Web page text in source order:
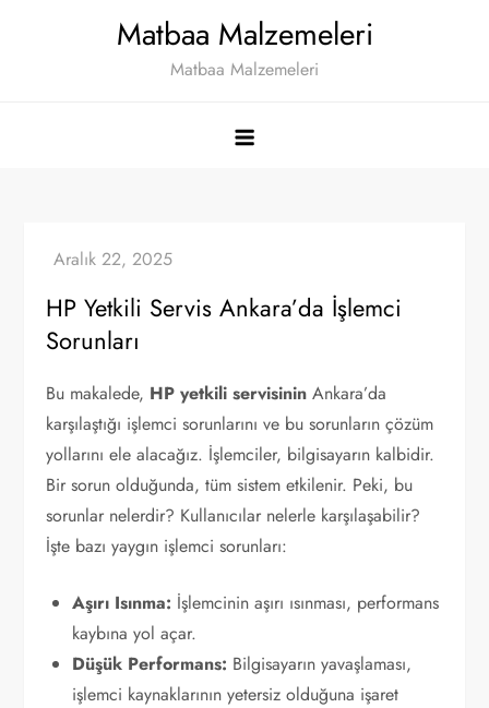
Matbaa Malzemeleri
Matbaa Malzemeleri
HP Yetkili Servis Ankara’da İşlemci
Sorunları
Bu makalede, HP yetkili servisinin Ankara’da
karşılaştığı işlemci sorunlarını ve bu sorunların çözüm
yollarını ele alacağız. İşlemciler, bilgisayarın kalbidir.
Bir sorun olduğunda, tüm sistem etkilenir. Peki, bu
sorunlar nelerdir? Kullanıcılar nelerle karşılaşabilir?
İşte bazı yaygın işlemci sorunları:
Aşırı Isınma: İşlemcinin aşırı ısınması, performans
kaybına yol açar.
Düşük Performans: Bilgisayarın yavaşlaması,
işlemci kaynaklarının yetersiz olduğuna işaret